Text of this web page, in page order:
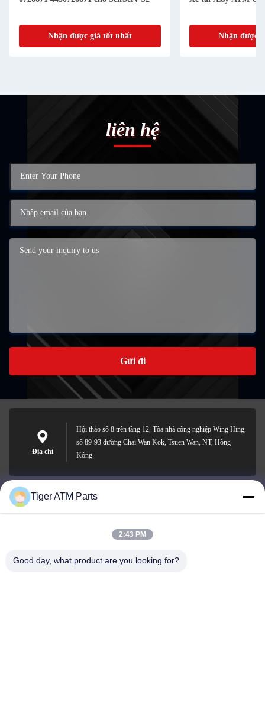
Nhận được giá tốt nhất Nhận được
liên hệ
Gửi đi
Địa chỉ
Hội thảo số 8 trên tầng 12, Tòa nhà công nghiệp Wing Hing,
số 89-93 đường Chai Wan Kok, Tsuen Wan, NT, Hồng
Kông
sales@atmpart.com.cn
Tiger ATM Parts
2:43 PM
Good day, what product are you looking for?